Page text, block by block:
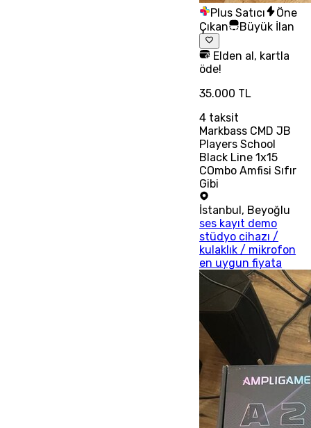
Plus Satıcı
Öne
Çıkan
Büyük İlan
Elden al, kartla
öde!
35.000 TL
4 taksit
Markbass CMD JB
Players School
Black Line 1x15
COmbo Amfisi Sıfır
Gibi
İstanbul , Beyoğlu
ses kayıt demo
stüdyo cihazı /
kulaklık / mikrofon
en uygun fiyata